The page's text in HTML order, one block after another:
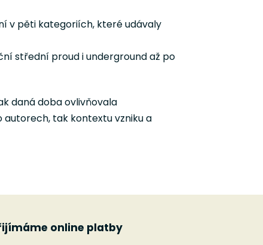
v pěti kategoriích, které udávaly
střední proud i underground až po
daná doba ovlivňovala
autorech, tak kontextu vzniku a
online platby